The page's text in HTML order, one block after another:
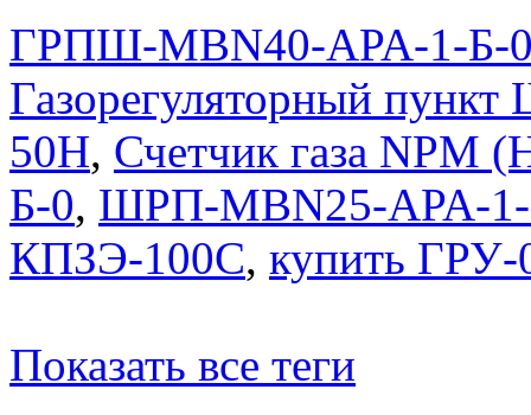
ГРПШ-MBN40-APA-1-Б-
Газорегуляторный
50Н, Счетчик газа NPM
Б-0, ШРП-MBN25-APA-
КПЗЭ-100С, купить
Показать все теги